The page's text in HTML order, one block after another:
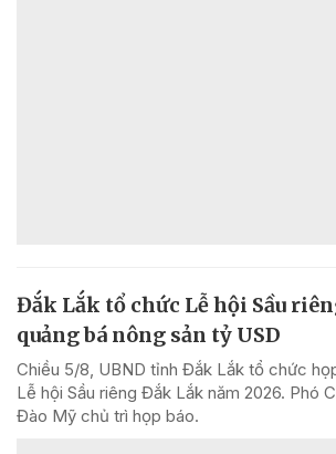
Đắk Lắk tổ chức Lễ hội Sầu
quảng bá nông sản tỷ USD
Chiều 5/8, UBND tỉnh Đắk Lắk tổ chức
Lễ hội Sầu riêng Đắk Lắk năm 2026. Phó
Đào Mỹ chủ trì họp báo.